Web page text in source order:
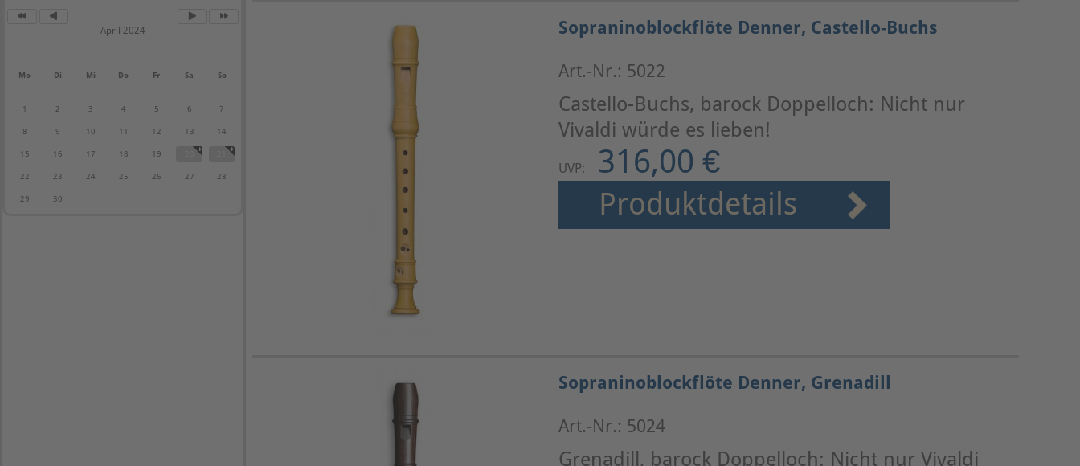
April 2024
Mo Di Mi Do Fr Sa So
1 2 3 4 5 6 7
8 9 10 11 12 13 14
15 16 17 18 19
22 23 24 25 26 27 28
29 30
Sopraninoblockflöte Denner, Castello-Buchs
Art.-Nr.: 5022
Castello-Buchs, barock Doppelloch: Nicht nur
Vivaldi würde es lieben!
UVP: 316,00 €
Produktdetails
Sopraninoblockflöte Denner, Grenadill
Art.-Nr.: 5024
Grenadill, barock Doppelloch: Nicht nur Vivaldi